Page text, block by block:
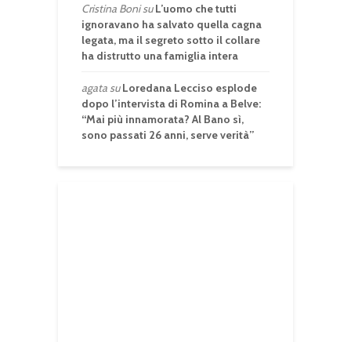
Cristina BonisuL’uomo che tutti
ignoravano ha salvato quella cagna
legata, ma il segreto sotto il collare
ha distrutto una famiglia intera
agatasuLoredana Lecciso esplode
dopo l’intervista di Romina a Belve:
“Mai più innamorata? Al Bano sì,
sono passati 26 anni, serve verità”